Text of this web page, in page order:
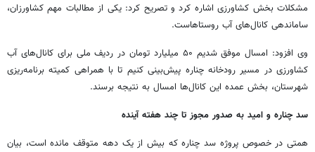
مشکلات بخش کشاورزی اشاره کرد و تصریح کرد: یکی از مطالبات مهم کشاورزان،
ساماندهی کانال‌های آب روستاهاست.
وی افزود: امسال موفق شدیم ۵۰ میلیارد تومان در ردیف ملی برای کانال‌های آب
کشاورزی در مسیر رودخانه چناره پیش‌بینی کنیم تا با همراهی کمیته برنامه‌ریزی
شهرستان، بخش عمده این کانال‌ها امسال به نتیجه برسند.
سد چناره و امید به صدور مجوز تا چند هفته آینده
همتی در خصوص پروژه سد چناره که بیش از یک دهه متوقف مانده است، بیان